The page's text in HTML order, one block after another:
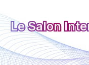
Le Salon